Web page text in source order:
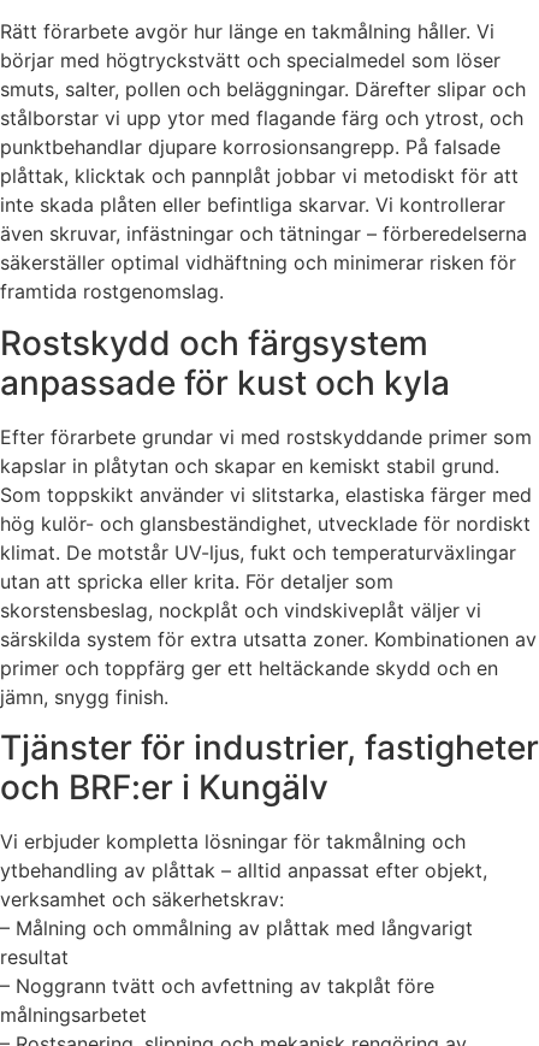
Rätt förarbete avgör hur länge en takmålning håller. Vi
börjar med högtryckstvätt och specialmedel som löser
smuts, salter, pollen och beläggningar. Därefter slipar och
stålborstar vi upp ytor med flagande färg och ytrost, och
punktbehandlar djupare korrosionsangrepp. På falsade
plåttak, klicktak och pannplåt jobbar vi metodiskt för att
inte skada plåten eller befintliga skarvar. Vi kontrollerar
även skruvar, infästningar och tätningar – förberedelserna
säkerställer optimal vidhäftning och minimerar risken för
framtida rostgenomslag.
Rostskydd och färgsystem
anpassade för kust och kyla
Efter förarbete grundar vi med rostskyddande primer som
kapslar in plåtytan och skapar en kemiskt stabil grund.
Som toppskikt använder vi slitstarka, elastiska färger med
hög kulör- och glansbeständighet, utvecklade för nordiskt
klimat. De motstår UV-ljus, fukt och temperaturväxlingar
utan att spricka eller krita. För detaljer som
skorstensbeslag, nockplåt och vindskiveplåt väljer vi
särskilda system för extra utsatta zoner. Kombinationen av
primer och toppfärg ger ett heltäckande skydd och en
jämn, snygg finish.
Tjänster för industrier, fastigheter
och BRF:er i Kungälv
Vi erbjuder kompletta lösningar för takmålning och
ytbehandling av plåttak – alltid anpassat efter objekt,
verksamhet och säkerhetskrav:
– Målning och ommålning av plåttak med långvarigt
resultat
– Noggrann tvätt och avfettning av takplåt före
målningsarbetet